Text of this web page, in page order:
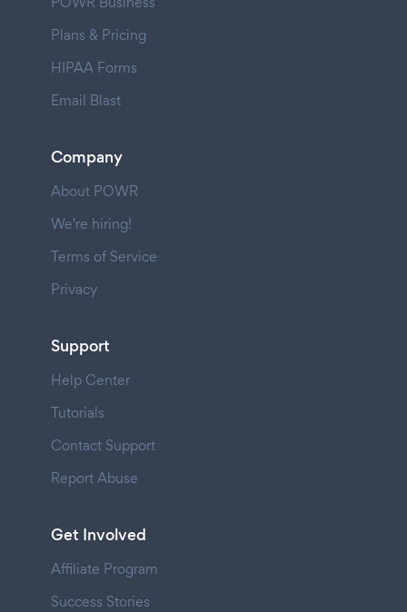
Plans & Pricing
HIPAA Forms
Email Blast
Company
About POWR
We're hiring!
Terms of Service
Privacy
Support
Help Center
Tutorials
Contact Support
Report Abuse
Get Involved
Affiliate Program
Success Stories